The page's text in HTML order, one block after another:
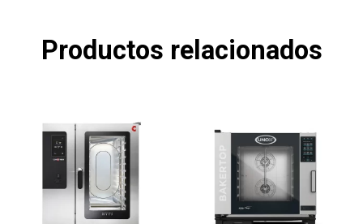
Productos relacionados